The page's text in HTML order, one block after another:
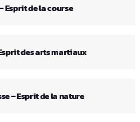
Esprit de la course
des arts martiaux
– Esprit de la nature